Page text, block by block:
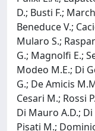
D.; Busti F.;
Beneduce V.;
Mularo S.;
G.; Magnolfi E.;
Modeo M.E.; Di
G.; De Amicis
Cesari M.; Rossi
Di Mauro A.D.;
Pisati M.;